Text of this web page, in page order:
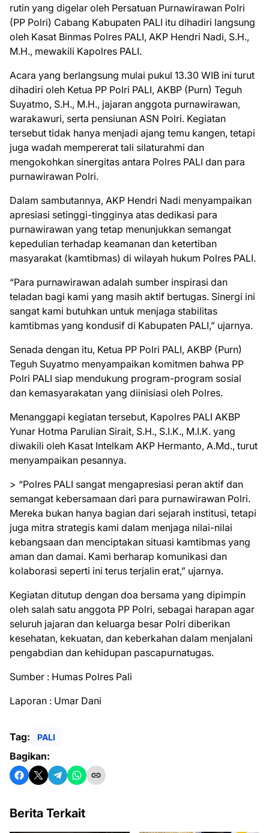
rutin yang digelar oleh Persatuan Purnawirawan Polri
(PP Polri) Cabang Kabupaten PALI itu dihadiri langsung
oleh Kasat Binmas Polres PALI, AKP Hendri Nadi, S.H.,
M.H., mewakili Kapolres PALI.
Acara yang berlangsung mulai pukul 13.30 WIB ini turut
dihadiri oleh Ketua PP Polri PALI, AKBP (Purn) Teguh
Suyatmo, S.H., M.H., jajaran anggota purnawirawan,
warakawuri, serta pensiunan ASN Polri. Kegiatan
tersebut tidak hanya menjadi ajang temu kangen, tetapi
juga wadah mempererat tali silaturahmi dan
mengokohkan sinergitas antara Polres PALI dan para
purnawirawan Polri.
Dalam sambutannya, AKP Hendri Nadi menyampaikan
apresiasi setinggi-tingginya atas dedikasi para
purnawirawan yang tetap menunjukkan semangat
kepedulian terhadap keamanan dan ketertiban
masyarakat (kamtibmas) di wilayah hukum Polres PALI.
“Para purnawirawan adalah sumber inspirasi dan
teladan bagi kami yang masih aktif bertugas. Sinergi ini
sangat kami butuhkan untuk menjaga stabilitas
kamtibmas yang kondusif di Kabupaten PALI,” ujarnya.
Senada dengan itu, Ketua PP Polri PALI, AKBP (Purn)
Teguh Suyatmo menyampaikan komitmen bahwa PP
Polri PALI siap mendukung program-program sosial
dan kemasyarakatan yang diinisiasi oleh Polres.
Menanggapi kegiatan tersebut, Kapolres PALI AKBP
Yunar Hotma Parulian Sirait, S.H., S.I.K., M.I.K. yang
diwakili oleh Kasat Intelkam AKP Hermanto, A.Md., turut
menyampaikan pesannya.
> “Polres PALI sangat mengapresiasi peran aktif dan
semangat kebersamaan dari para purnawirawan Polri.
Mereka bukan hanya bagian dari sejarah institusi, tetapi
juga mitra strategis kami dalam menjaga nilai-nilai
kebangsaan dan menciptakan situasi kamtibmas yang
aman dan damai. Kami berharap komunikasi dan
kolaborasi seperti ini terus terjalin erat,” ujarnya.
Kegiatan ditutup dengan doa bersama yang dipimpin
oleh salah satu anggota PP Polri, sebagai harapan agar
seluruh jajaran dan keluarga besar Polri diberikan
kesehatan, kekuatan, dan keberkahan dalam menjalani
pengabdian dan kehidupan pascapurnatugas.
Sumber : Humas Polres Pali
Laporan : Umar Dani
Tag: PALI
Bagikan:
Berita Terkait